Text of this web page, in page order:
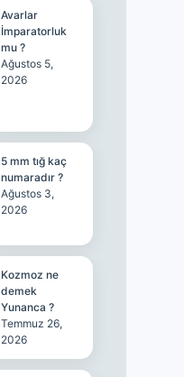
Avarlar
İmparatorluk
mu ?
Ağustos 5,
2026
5 mm tığ kaç
numaradır ?
Ağustos 3,
2026
Kozmoz ne
demek
Yunanca ?
Temmuz 26,
2026